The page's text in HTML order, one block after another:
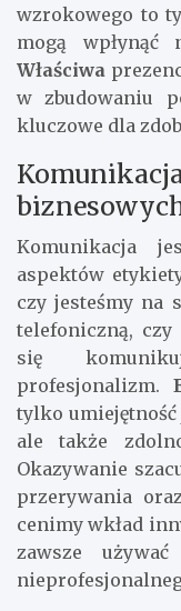
wzrokowego to
mogą wpłynąć
Właściwa
w zbudowaniu
kluczowe dla
Komunikacja
aspektów
czy jesteśmy na
telefoniczną,
się
profesjonalizm.
tylko
ale także
Okazywanie
przerywania
cenimy wkład
zawsze